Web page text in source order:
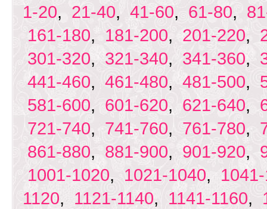
1-20, 21-40, 41-60, 61-80,
161-180, 181-200, 201-220,
301-320, 321-340, 341-360,
441-460, 461-480, 481-500,
581-600, 601-620, 621-640,
721-740, 741-760, 761-780,
861-880, 881-900, 901-920,
1001-1020, 1021-1040,
1120, 1121-1140, 1141-1160,